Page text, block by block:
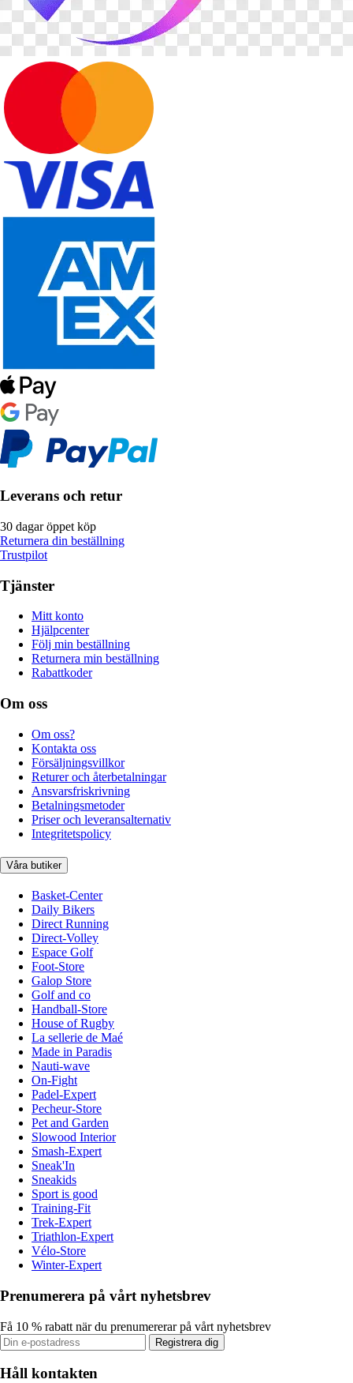
Leverans och retur
30 dagar öppet köp
Returnera din beställning
Trustpilot
Tjänster
Mitt konto
Hjälpcenter
Följ min beställning
Returnera min beställning
Rabattkoder
Om oss
Om oss?
Kontakta oss
Försäljningsvillkor
Returer och återbetalningar
Ansvarsfriskrivning
Betalningsmetoder
Priser och leveransalternativ
Integritetspolicy
Våra butiker
Basket-Center
Daily Bikers
Direct Running
Direct-Volley
Espace Golf
Foot-Store
Galop Store
Golf and co
Handball-Store
House of Rugby
La sellerie de Maé
Made in Paradis
Nauti-wave
On-Fight
Padel-Expert
Pecheur-Store
Pet and Garden
Slowood Interior
Smash-Expert
Sneak'In
Sneakids
Sport is good
Training-Fit
Trek-Expert
Triathlon-Expert
Vélo-Store
Winter-Expert
Prenumerera på vårt nyhetsbrev
Få 10 % rabatt när du prenumererar på vårt nyhetsbrev
Registrera dig
Håll kontakten